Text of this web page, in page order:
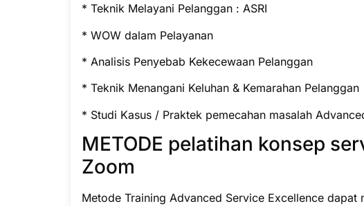
* Teknik Melayani Pelanggan : ASRI
* WOW dalam Pelayanan
* Analisis Penyebab Kekecewaan Pelanggan
* Teknik Menangani Keluhan & Kemarahan Pelanggan
* Studi Kasus / Praktek pemecahan masalah
METODE pelatihan konsep
Zoom
Metode Training Advanced Service Excellence